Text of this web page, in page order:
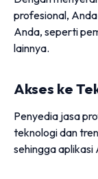
profesional,
Anda, seperti
lainnya.
Akses ke
Penyedia jasa
teknologi dan
sehingga